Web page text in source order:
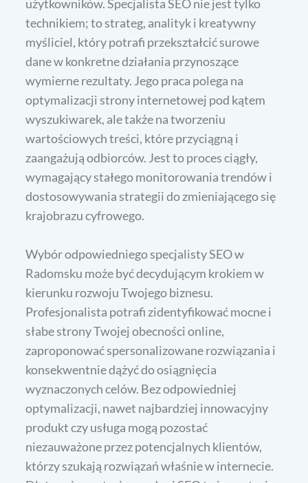
użytkowników. Specjalista SEO nie jest tylko
technikiem; to strateg, analityk i kreatywny
myśliciel, który potrafi przekształcić surowe
dane w konkretne działania przynoszące
wymierne rezultaty. Jego praca polega na
optymalizacji strony internetowej pod kątem
wyszukiwarek, ale także na tworzeniu
wartościowych treści, które przyciągną i
zaangażują odbiorców. Jest to proces ciągły,
wymagający stałego monitorowania trendów i
dostosowywania strategii do zmieniającego się
krajobrazu cyfrowego.
Wybór odpowiedniego specjalisty SEO w
Radomsku może być decydującym krokiem w
kierunku rozwoju Twojego biznesu.
Profesjonalista potrafi zidentyfikować mocne i
słabe strony Twojej obecności online,
zaproponować spersonalizowane rozwiązania i
konsekwentnie dążyć do osiągnięcia
wyznaczonych celów. Bez odpowiedniej
optymalizacji, nawet najbardziej innowacyjny
produkt czy usługa mogą pozostać
niezauważone przez potencjalnych klientów,
którzy szukają rozwiązań właśnie w internecie.